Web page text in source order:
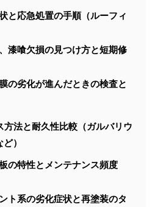
と応急処置の手順（ルーフィ
漆喰欠損の見つけ方と短期修
の劣化が進んだときの検査と
方法と耐久性比較（ガルバリウ
）
の特性とメンテナンス頻度
ト系の劣化症状と再塗装のタ